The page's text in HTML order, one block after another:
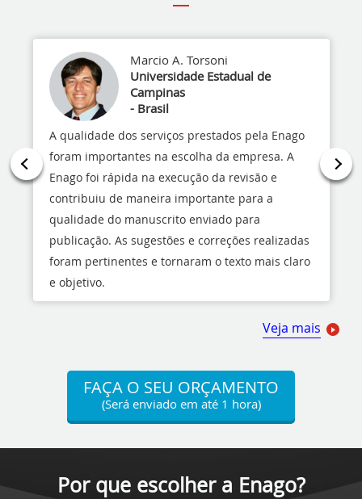
Marcio A. Torsoni
Universidade Estadual de
Campinas
- Brasil
A qualidade dos serviços prestados pela Enago
foram importantes na escolha da empresa. A
Enago foi rápida na execução da revisão e
contribuiu de maneira importante para a
qualidade do manuscrito enviado para
publicação. As sugestões e correções realizadas
foram pertinentes e tornaram o texto mais claro
e objetivo.
Veja mais
FAÇA O SEU ORÇAMENTO
(Será enviado em até 1 hora)
Por que escolher a Enago?